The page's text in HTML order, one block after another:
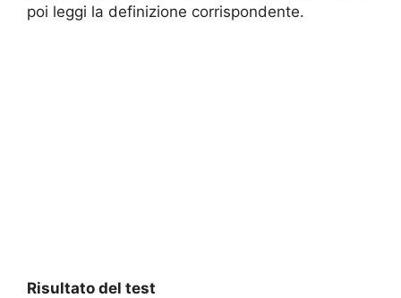
poi leggi la definizione corrispondente.
Risultato del test